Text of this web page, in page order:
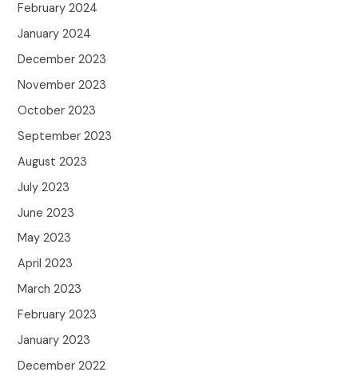
February 2024
January 2024
December 2023
November 2023
October 2023
September 2023
August 2023
July 2023
June 2023
May 2023
April 2023
March 2023
February 2023
January 2023
December 2022